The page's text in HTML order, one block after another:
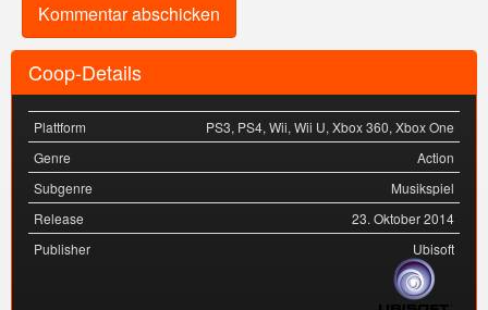
Coop-Details
Plattform PS3, PS4, Wii, Wii U, Xbox 360, Xbox One
Genre
Action
Subgenre
Musikspiel
Release
23. Oktober 2014
Publisher
Ubisoft